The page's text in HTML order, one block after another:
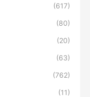
(617)
(80)
(20)
(63)
(762)
(11)